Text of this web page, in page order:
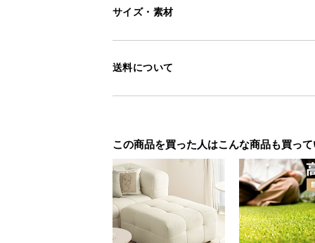
サイズ・素材
送料について
この商品を買った人はこんな商品も買っ